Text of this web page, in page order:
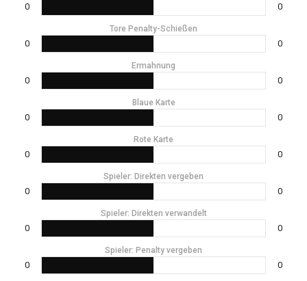
0 0
Tore Penalty-Schießen
0 0
Ermahnung
0 0
Blaue Karte
0 0
Rote Karte
0 0
Spieler: Direkten vergeben
0 0
Spieler: Direkten verwandelt
0 0
Spieler: Penalty vergeben
0 0